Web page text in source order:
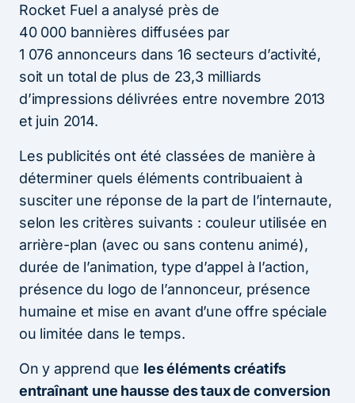
Rocket Fuel a analysé près de
40 000 bannières diffusées par
1 076 annonceurs dans 16 secteurs d’activité,
soit un total de plus de 23,3 milliards
d’impressions délivrées entre novembre 2013
et juin 2014.
Les publicités ont été classées de manière à
déterminer quels éléments contribuaient à
susciter une réponse de la part de l’internaute,
selon les critères suivants : couleur utilisée en
arrière-plan (avec ou sans contenu animé),
durée de l’animation, type d’appel à l’action,
présence du logo de l’annonceur, présence
humaine et mise en avant d’une offre spéciale
ou limitée dans le temps.
On y apprend que les éléments créatifs
entraînant une hausse des taux de conversion